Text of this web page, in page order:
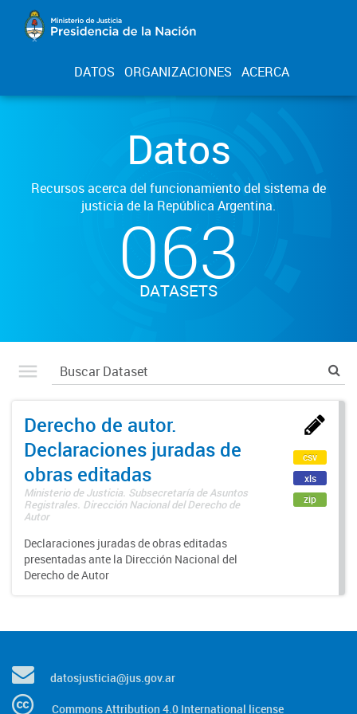
DATOS ORGANIZACIONES ACERCA
Datos
Recursos acerca del funcionamiento del sistema de
justicia de la República Argentina.
063
DATASETS
Derecho de autor.
Declaraciones juradas de
obras editadas
Ministerio de Justicia. Subsecretaría de Asuntos
Registrales. Dirección Nacional del Derecho de
Autor
Declaraciones juradas de obras editadas
presentadas ante la Dirección Nacional del
Derecho de Autor
csv
xls
zip
datosjusticia@jus.gov.ar
Commons Attribution 4.0 International license